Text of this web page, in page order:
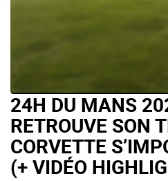
24H DU MANS
RETROUVE SON
CORVETTE
(+ VIDÉO